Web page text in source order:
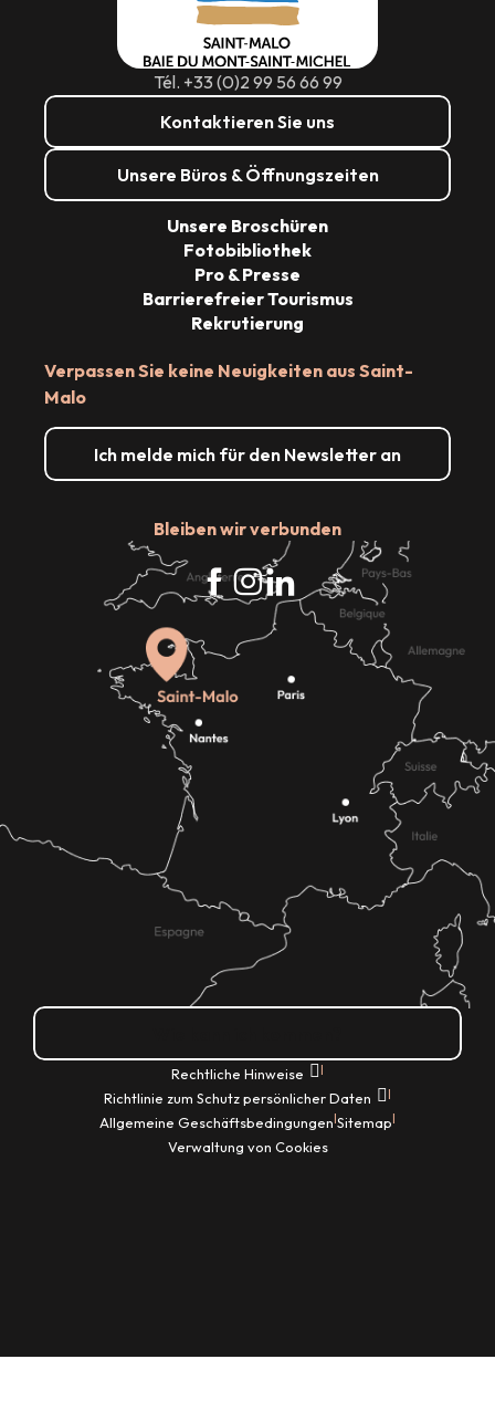
Tél. +33 (0)2 99 56 66 99
Kontaktieren Sie uns
Unsere Büros & Öffnungszeiten
Verpassen Sie keine Neuigkeiten aus Saint-
Malo
Ich melde mich für den Newsletter an
Bleiben wir verbunden
Unsere Broschüren
Fotobibliothek
Pro & Presse
Barrierefreier Tourismus
Rekrutierung
Rechtliche Hinweise |
Richtlinie zum Schutz persönlicher Daten |
Allgemeine Geschäftsbedingungen|Sitemap|
Verwaltung von Cookies